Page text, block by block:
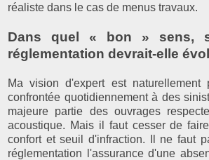
réaliste dans le cas de menus travaux.
Dans quel « bon » sens,
réglementation devrait-elle
Ma vision d'expert est naturellement
confrontée quotidiennement à des
majeure partie des ouvrages
acoustique. Mais il faut cesser de
confort et seuil d'infraction. Il ne faut
réglementation l'assurance d'une